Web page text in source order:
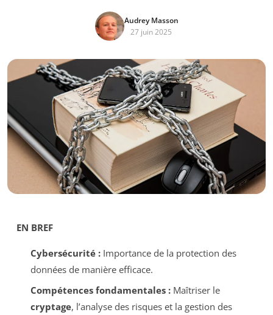
Audrey Masson
27 juin 2025
EN BREF
Cybersécurité :Importance de la protection des
données de manière efficace.
Compétences fondamentales :Maîtriser le
cryptage, l’analyse des risques et la gestion des